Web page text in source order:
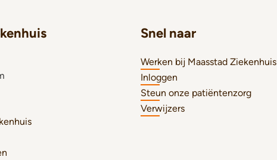
Snel naar
Werken bij Maasstad Ziekenhuis
Inloggen
Steun onze patiëntenzorg
Verwijzers